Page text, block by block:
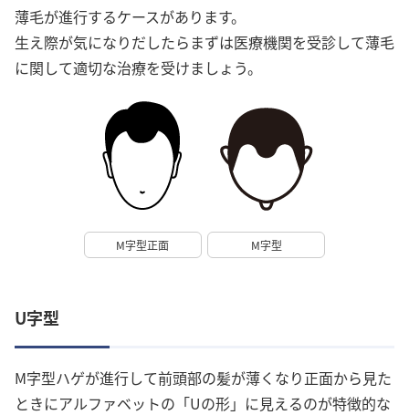
薄毛が進行するケースがあります。
生え際が気になりだしたらまずは医療機関を受診して薄毛
に関して適切な治療を受けましょう。
M字型正面 M字型
U字型
M字型ハゲが進行して前頭部の髪が薄くなり正面から見た
ときにアルファベットの「Uの形」に見えるのが特徴的な